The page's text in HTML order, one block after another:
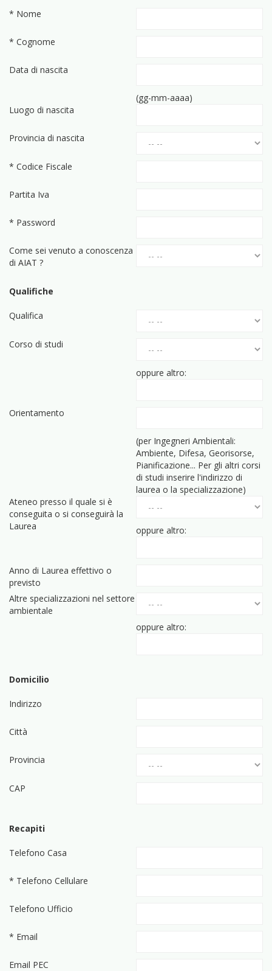
* Nome
* Cognome
Data di nascita
(gg-mm-aaaa)
Luogo di nascita
Provincia di nascita
* Codice Fiscale
Partita Iva
* Password
Come sei venuto a conoscenza
di AIAT ?
Qualifiche
Qualifica
Corso di studi
oppure altro:
Orientamento
(per Ingegneri Ambientali:
Ambiente, Difesa, Georisorse,
Pianificazione... Per gli altri corsi
di studi inserire l'indirizzo di
laurea o la specializzazione)
Ateneo presso il quale si è
conseguita o si conseguirà la
Laurea
oppure altro:
Anno di Laurea effettivo o
previsto
Altre specializzazioni nel settore
ambientale
oppure altro:
Domicilio
Indirizzo
Città
Provincia
CAP
Recapiti
Telefono Casa
* Telefono Cellulare
Telefono Ufficio
* Email
Email PEC